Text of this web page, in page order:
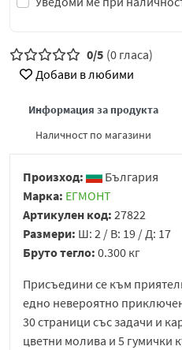
0/5 (0 гласа)
Добави в любими
Информация за продукта
Наличност по магазини
Произход:
България
Марка: ЕГМОНТ
Артикулен код: 27822
Размери: Ш: 2 / В: 19 / Д: 17
Бруто тегло: 0.300 кг
Присъедини се към
едно невероятно
30 страници със задачи и
цветни молива и 5 гумички